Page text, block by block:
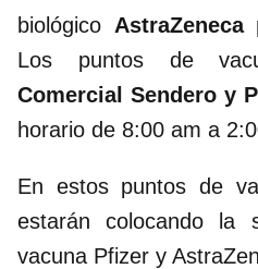
biológico
Los puntos de
Comercial Sendero y
horario de 8:00 am a
En estos puntos de
estarán colocando la
vacuna Pfizer y